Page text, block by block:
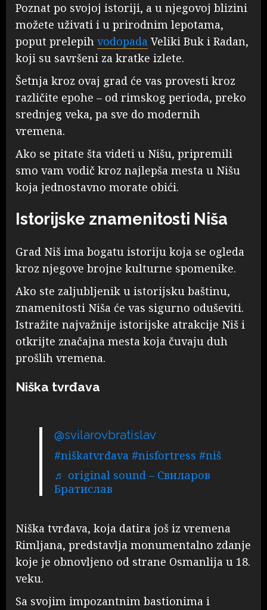
Poznat po svojoj istoriji, a u njegovoj blizini
možete uživati i u prirodnim lepotama,
poput prelepih vodopada Veliki Buk i Radan,
koji su savršeni za kratke izlete.
Šetnja kroz ovaj grad će vas provesti kroz
različite epohe – od rimskog perioda, preko
srednjeg veka, pa sve do modernih
vremena.
Ako se pitate šta videti u Nišu, pripremili
smo vam vodič kroz najlepša mesta u Nišu
koja jednostavno morate obići.
Istorijske znamenitosti Niša
Grad Niš ima bogatu istoriju koja se ogleda
kroz njegove brojne kulturne spomenike.
Ako ste zaljubljenik u istorijsku baštinu,
znamenitosti Niša će vas sigurno oduševiti.
Istražite najvažnije istorijske atrakcije Niš i
otkrijte značajna mesta koja čuvaju duh
prošlih vremena.
Niška tvrđava
@svilarovbratislav
#niškatvrđava #nisfortress #niš
♬ original sound – Свиларов
Братислав
Niška tvrđava, koja datira još iz vremena
Rimljana, predstavlja monumentalno zdanje
koje je obnovljeno od strane Osmanlija u 18.
veku.
Sa svojim impozantnim bastionima i